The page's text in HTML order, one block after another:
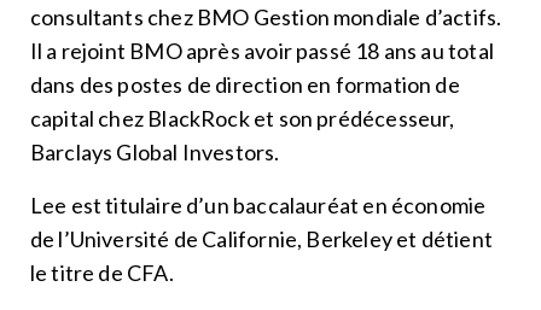
consultants chez BMO Gestion mondiale d’actifs.
Il a rejoint BMO après avoir passé 18 ans au total
dans des postes de direction en formation de
capital chez BlackRock et son prédécesseur,
Barclays Global Investors.
Lee est titulaire d’un baccalauréat en économie
de l’Université de Californie, Berkeley et détient
le titre de CFA.